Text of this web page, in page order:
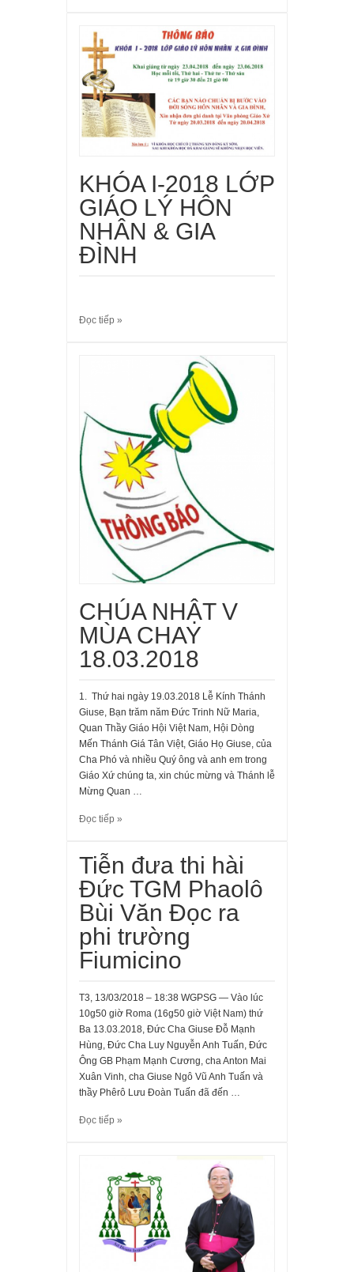
KHÓA I-2018 LỚP
GIÁO LÝ HÔN
NHÂN & GIA
ĐÌNH
Đọc tiếp »
CHÚA NHẬT V
MÙA CHAY
18.03.2018
1. Thứ hai ngày 19.03.2018 Lễ Kính Thánh
Giuse, Bạn trăm năm Đức Trinh Nữ Maria,
Quan Thầy Giáo Hội Việt Nam, Hội Dòng
Mến Thánh Giá Tân Việt, Giáo Họ Giuse, của
Cha Phó và nhiều Quý ông và anh em trong
Giáo Xứ chúng ta, xin chúc mừng và Thánh lễ
Mừng Quan …
Đọc tiếp »
Tiễn đưa thi hài
Đức TGM Phaolô
Bùi Văn Đọc ra
phi trường
Fiumicino
T3, 13/03/2018 – 18:38 WGPSG — Vào lúc
10g50 giờ Roma (16g50 giờ Việt Nam) thứ
Ba 13.03.2018, Đức Cha Giuse Đỗ Mạnh
Hùng, Đức Cha Luy Nguyễn Anh Tuấn, Đức
Ông GB Phạm Mạnh Cương, cha Anton Mai
Xuân Vinh, cha Giuse Ngô Vũ Anh Tuấn và
thầy Phêrô Lưu Đoàn Tuấn đã đến …
Đọc tiếp »